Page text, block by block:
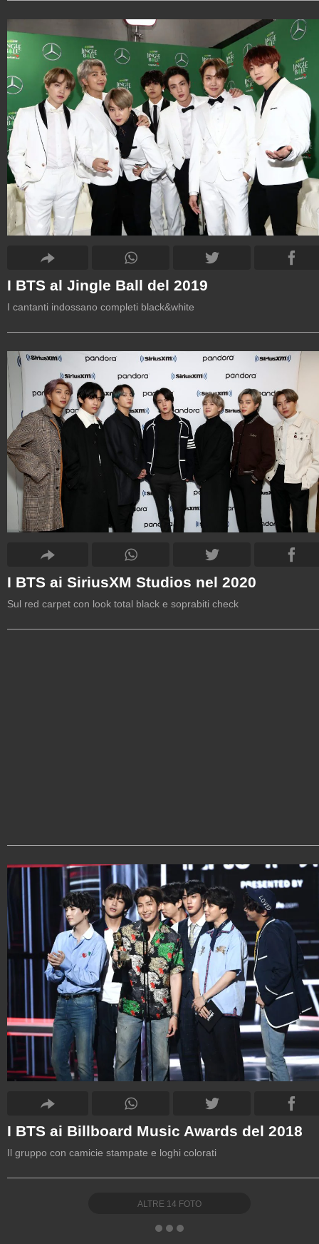
I BTS al Jingle Ball del 2019
I cantanti indossano completi black&white
I BTS ai SiriusXM Studios nel 2020
Sul red carpet con look total black e soprabiti check
I BTS ai Billboard Music Awards del 2018
Il gruppo con camicie stampate e loghi colorati
ALTRE 14 FOTO